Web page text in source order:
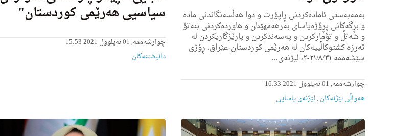
به‌مه‌به‌ستی ئاماده‌كردنی ڕاپۆرت و دوا هه‌ڵسه‌نگاندنی ماده‌
و بڕگه‌كانی پڕۆژەیاسای بەرهەمهێنان و هاوردەكردنی بنەتۆ
و شەتڵ و تۆماركردن و پەسەندكردن و پارێزگاریكردن لە
تەرزە كشتوكاڵییەكان لە هەرێمی كوردستان-عێراق، ڕۆژی
سێشه‌ممه‌ ٢٠٢١/٨/٣١، لیژنه‌ی...
چوارشەممە, 01 ئەیلوول 2021 16:33
هه‌واڵى لێژنه‌كان,لێژنەی یاسایی
سیاسیی هه‌رێمى كوردستان"
چوارشەممە, 01 ئەیلوول 2021 15:53
دانیشتنه‌کان